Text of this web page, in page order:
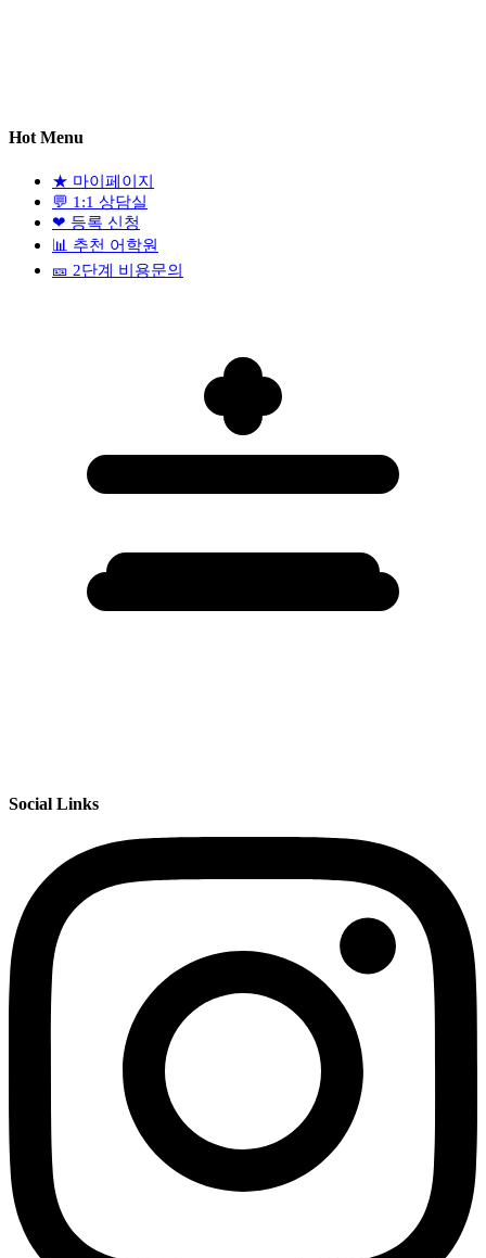
Hot Menu
★ 마이페이지
💬 1:1 상담실
❤ 등록 신청
📊 추천 어학원
🎫 2단계 비용문의
Social Links